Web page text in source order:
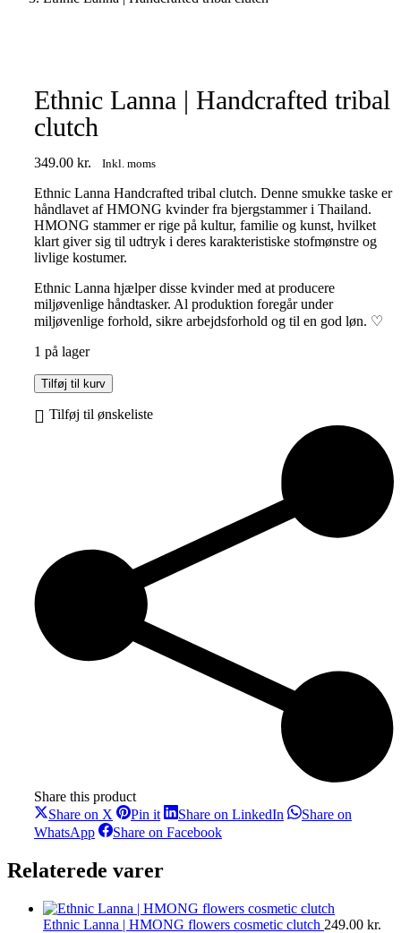
Ethnic Lanna | Handcrafted tribal
clutch
349.00 kr. Inkl. moms
Ethnic Lanna Handcrafted tribal clutch. Denne smukke taske er
håndlavet af HMONG kvinder fra bjergstammer i Thailand.
HMONG stammer er rige på kultur, familie og kunst, hvilket
klart giver sig til udtryk i deres karakteristiske stofmønstre og
livlige kostumer.
Ethnic Lanna hjælper disse kvinder med at producere
miljøvenlige håndtasker. Al produktion foregår under
miljøvenlige forhold, sikre arbejdsforhold og til en god løn. ♡
1 på lager
Ethnic
Lanna
|
Tilføj til kurv
Tilføj til ønskeliste
Share this product
Share on X Share
on
X
Pin itShare
on
Pinterest
Share on LinkedIn ShareShare on
WhatsAppShare
WhatsApp
Share on FacebookShare
Relaterede varer
Ethnic Lanna | HMONG flowers cosmetic clutch 249.00 kr.